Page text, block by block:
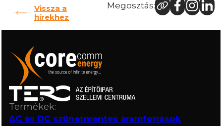
Vissza a
hírekhez
Megosztás:
Termékek:
AC és DC szünetmentes áramforrások